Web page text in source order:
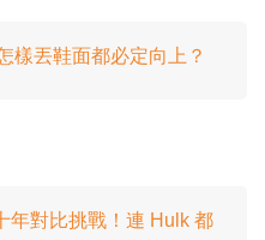
樣丟鞋面都必定向上？
年對比挑戰！連 Hulk 都